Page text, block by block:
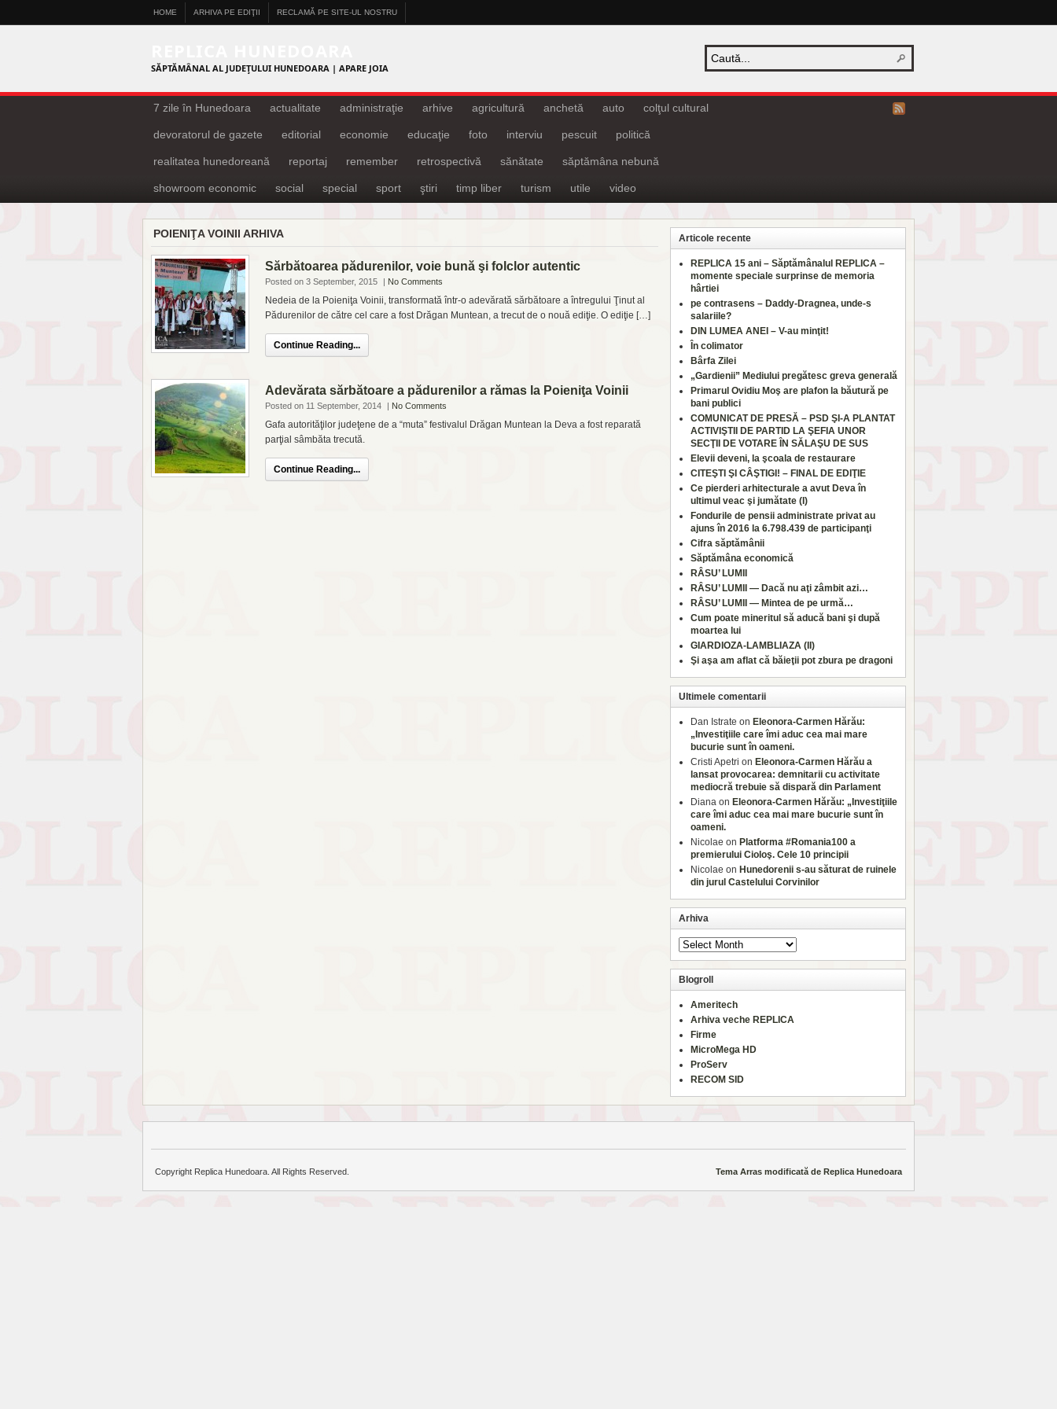
HOME ARHIVA PE EDIŢII RECLAMĂ PE SITE-UL NOSTRU
SĂPTĂMÂNAL AL JUDEŢULUI HUNEDOARA | APARE JOIA
7 zile în Hunedoara actualitate administraţie arhive agricultură anchetă auto colţul cultural
devoratorul de gazete editorial economie educaţie foto interviu pescuit politică
realitatea hunedoreană reportaj remember retrospectivă sănătate săptămâna nebună
showroom economic social special sport ştiri timp liber turism utile video
POIENIŢA VOINII ARHIVA
Sărbătoarea pădurenilor, voie bună şi folclor autentic
Posted on 3 September, 2015 | No Comments
Nedeia de la Poieniţa Voinii, transformată într-o adevărată sărbătoare a întregului Ţinut al
Pădurenilor de către cel care a fost Drăgan Muntean, a trecut de o nouă ediţie. O ediţie […]
Continue Reading...
Adevărata sărbătoare a pădurenilor a rămas la Poieniţa Voinii
Posted on 11 September, 2014 | No Comments
Gafa autorităţilor judeţene de a “muta” festivalul Drăgan Muntean la Deva a fost reparată
parţial sâmbăta trecută.
Continue Reading...
Articole recente
REPLICA 15 ani – Săptămânalul REPLICA –
momente speciale surprinse de memoria
hârtiei
pe contrasens – Daddy-Dragnea, unde-s
salariile?
DIN LUMEA ANEI – V-au minţit!
În colimator
Bârfa Zilei
„Gardienii” Mediului pregătesc greva generală
Primarul Ovidiu Moş are plafon la băutură pe
bani publici
COMUNICAT DE PRESĂ – PSD ŞI-A PLANTAT
ACTIVIŞTII DE PARTID LA ŞEFIA UNOR
SECŢII DE VOTARE ÎN SĂLAŞU DE SUS
Elevii deveni, la şcoala de restaurare
CITEŞTI ŞI CÂŞTIGI! – FINAL DE EDIŢIE
Ce pierderi arhitecturale a avut Deva în
ultimul veac şi jumătate (I)
Fondurile de pensii administrate privat au
ajuns în 2016 la 6.798.439 de participanţi
Cifra săptămânii
Săptămâna economică
RÂSU’ LUMII
RÂSU’ LUMII — Dacă nu aţi zâmbit azi…
RÂSU’ LUMII — Mintea de pe urmă…
Cum poate mineritul să aducă bani şi după
moartea lui
GIARDIOZA-LAMBLIAZA (II)
Şi aşa am aflat că băieţii pot zbura pe dragoni
Ultimele comentarii
Dan Istrate on Eleonora-Carmen Hărău:
„Investiţiile care îmi aduc cea mai mare
bucurie sunt în oameni.
Cristi Apetri on Eleonora-Carmen Hărău a
lansat provocarea: demnitarii cu activitate
mediocră trebuie să dispară din Parlament
Diana on Eleonora-Carmen Hărău: „Investiţiile
care îmi aduc cea mai mare bucurie sunt în
oameni.
Nicolae on Platforma #Romania100 a
premierului Cioloş. Cele 10 principii
Nicolae on Hunedorenii s-au săturat de ruinele
din jurul Castelului Corvinilor
Arhiva
Blogroll
Ameritech
Arhiva veche REPLICA
Firme
MicroMega HD
ProServ
RECOM SID
Tema Arras modificată de Replica Hunedoara
Copyright Replica Hunedoara. All Rights Reserved.